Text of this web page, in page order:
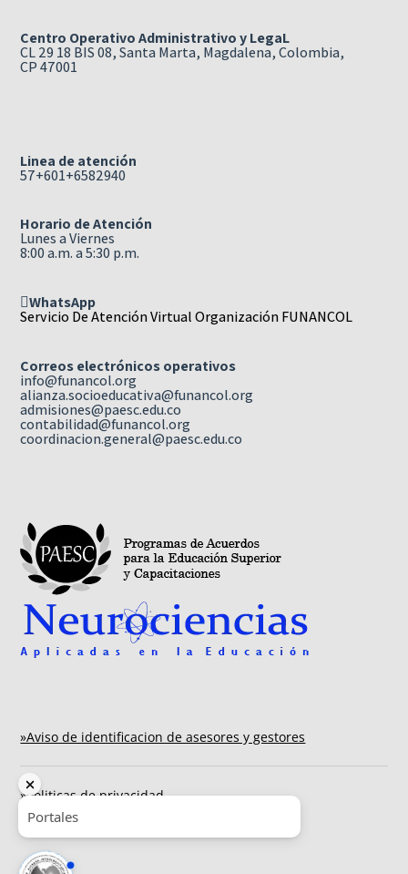
Centro Operativo Administrativo y LegaL
CL 29 18 BIS 08, Santa Marta, Magdalena, Colombia,
CP 47001
Linea de atención
57+601+6582940
Horario de Atención
Lunes a Viernes
8:00 a.m. a 5:30 p.m.
WhatsApp
Servicio De Atención Virtual Organización FUNANCOL
Correos electrónicos operativos
info@funancol.org
alianza.socioeducativa@funancol.org
admisiones@paesc.edu.co
contabilidad@funancol.org
coordinacion.general@paesc.edu.co
»Aviso de identificacion de asesores y gestores
»Politicas de privacidad